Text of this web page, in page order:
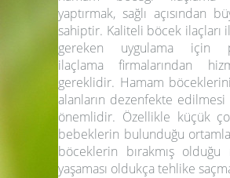
yaptırmak, sağlı açısından
sahiptir. Kaliteli böcek ilaçları
gereken uygulama için
ilaçlama firmalarından
gereklidir. Hamam
alanların dezenfekte
önemlidir. Özellikle küçük
bebeklerin bulunduğu
böceklerin bırakmış olduğu
yaşaması oldukça tehlike